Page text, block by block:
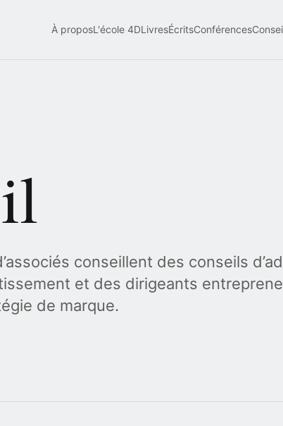
À proposL'école 4DLivresÉcritsConférences
conseillent des conseils
et des dirigeants
de marque.